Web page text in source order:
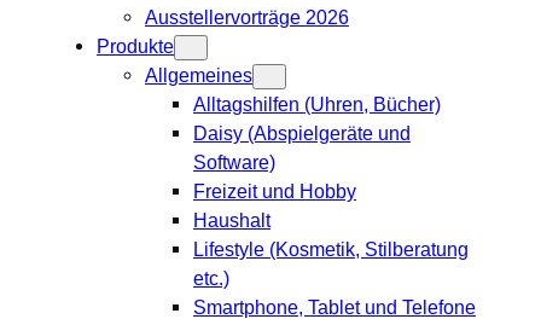
Ausstellervorträge 2026
Produkte
Allgemeines
Alltagshilfen (Uhren, Bücher)
Daisy (Abspielgeräte und
Software)
Freizeit und Hobby
Haushalt
Lifestyle (Kosmetik, Stilberatung
etc.)
Smartphone, Tablet und Telefone